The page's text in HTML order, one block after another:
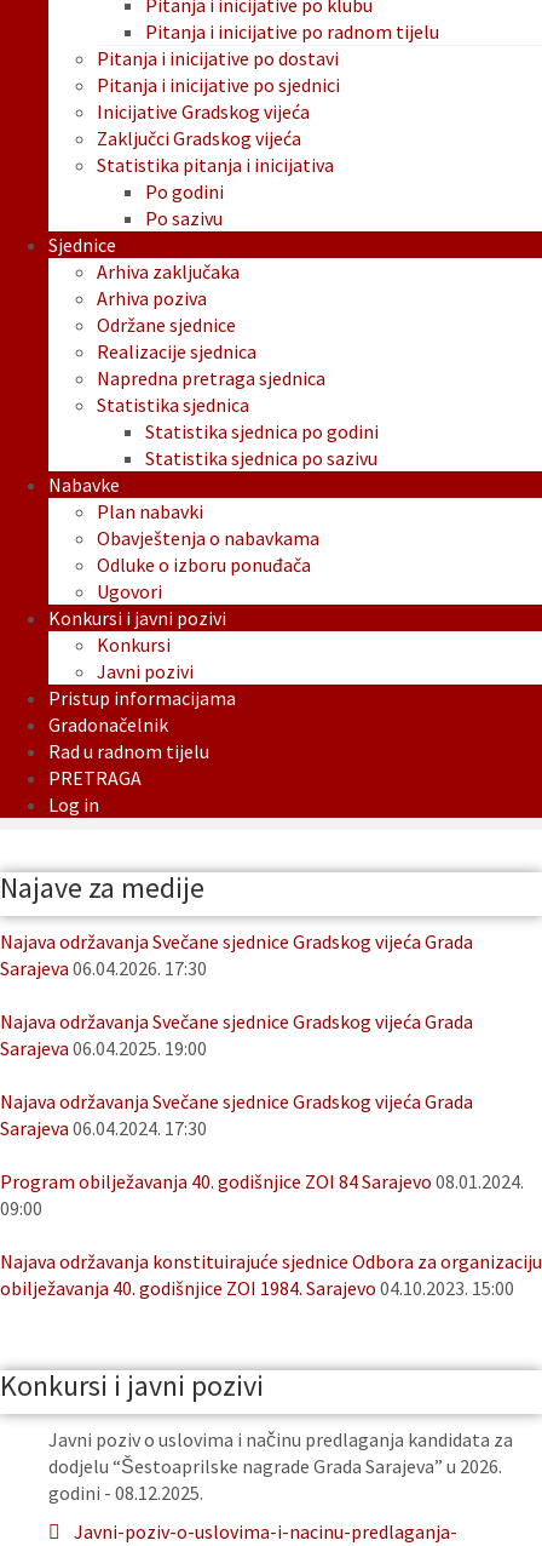
Pitanja i inicijative po klubu
Pitanja i inicijative po radnom tijelu
Pitanja i inicijative po dostavi
Pitanja i inicijative po sjednici
Inicijative Gradskog vijeća
Zaključci Gradskog vijeća
Statistika pitanja i inicijativa
Po godini
Po sazivu
Sjednice
Arhiva zaključaka
Arhiva poziva
Održane sjednice
Realizacije sjednica
Napredna pretraga sjednica
Statistika sjednica
Statistika sjednica po godini
Statistika sjednica po sazivu
Nabavke
Plan nabavki
Obavještenja o nabavkama
Odluke o izboru ponuđača
Ugovori
Konkursi i javni pozivi
Konkursi
Javni pozivi
Pristup informacijama
Gradonačelnik
Rad u radnom tijelu
PRETRAGA
Log in
Najave za medije
Najava održavanja Svečane sjednice Gradskog vijeća Grada
Sarajeva 06.04.2026. 17:30
Najava održavanja Svečane sjednice Gradskog vijeća Grada
Sarajeva 06.04.2025. 19:00
Najava održavanja Svečane sjednice Gradskog vijeća Grada
Sarajeva 06.04.2024. 17:30
Program obilježavanja 40. godišnjice ZOI 84 Sarajevo 08.01.2024.
09:00
Najava održavanja konstituirajuće sjednice Odbora za organizaciju
obilježavanja 40. godišnjice ZOI 1984. Sarajevo 04.10.2023. 15:00
Konkursi i javni pozivi
Javni poziv o uslovima i načinu predlaganja kandidata za
dodjelu “Šestoaprilske nagrade Grada Sarajeva” u 2026.
godini - 08.12.2025.
Javni-poziv-o-uslovima-i-nacinu-predlaganja-